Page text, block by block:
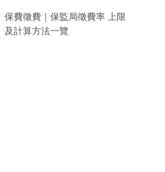
保費徵費｜保監局徵費率 上限
及計算方法一覽